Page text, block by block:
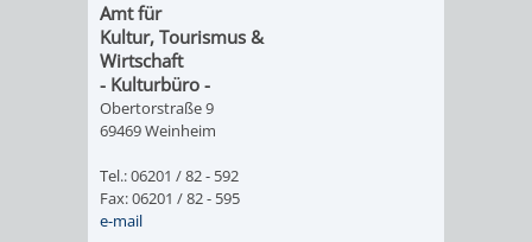
Amt für
Kultur, Tourismus &
Wirtschaft
- Kulturbüro -
Obertorstraße 9
69469 Weinheim
Tel.: 06201 / 82 - 592
Fax: 06201 / 82 - 595
e-mail